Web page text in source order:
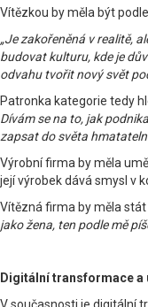
Vítězkou by měla být
„Je zakořeněná v realitě,
budovat kulturu, kde je
odvahu tvořit nový svět
Patronka kategorie tedy
Dívám se na to, jak
zapsat do světa
Výrobní firma by měla
její výrobek dává smysl v
Vítězná firma by měla
jako žena, ten podle mě
Digitální transformace a
V současnosti je digitální